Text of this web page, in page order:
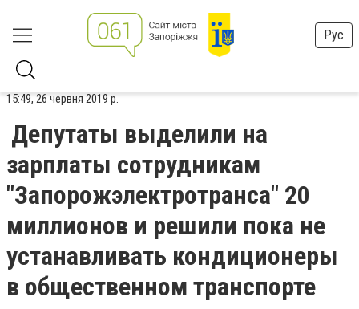
Рус
15:49, 26 червня 2019 р.
Депутаты выделили на
зарплаты сотрудникам
"Запорожэлектротранса" 20
миллионов и решили пока не
устанавливать кондиционеры
в общественном транспорте